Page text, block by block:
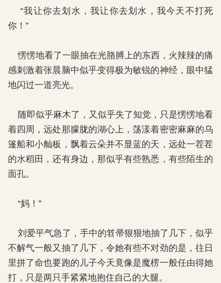
“我让你去划水，我让你去划水，我今天不打死
你！”
愣愣地看了一眼抽在光胳膊上的东西，火辣辣的痛
感刺激着张晨脑中似乎变得极为敏锐的神经，眼中猛
地闪过一道亮光。
随即似乎麻木了，又似乎失了知觉，只是愣愣地看
着四周，远处那朦胧的湖心上，荡漾着密密麻麻的乌
篷船和小舢板，飘着云朵并不显蓝的天，远处一茬茬
的水稻田，还有身边，那似乎有些熟悉，有些陌生的
面孔。
“妈！”
刘爱平气急了，手中的笤帚狠狠地抽了几下，似乎
不解气一般又抽了几下，令她有些不对劲的是，往日
里拼了命也要跑的儿子今天竟像是魔楞一般任由得她
打，只是两只手紧紧地抱住自己的大腿。